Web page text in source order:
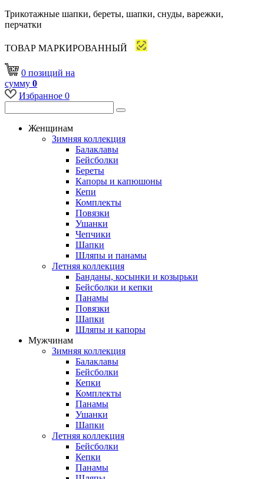
Трикотажные шапки, береты, шапки, снуды, варежки,
перчатки
ТОВАР МАРКИРОВАННЫЙ
0 позиций на
сумму 0
Избранное 0
Женщинам
Зимняя коллекция
Балаклавы
Бейсболки
Береты
Капоры и капюшоны
Кепи
Комплекты
Повязки
Ушанки
Чепчики
Шапки
Шляпы и панамы
Летняя коллекция
Банданы, косынки и козырьки
Бейсболки и кепки
Панамы
Повязки
Шапки
Шляпы и капоры
Мужчинам
Зимняя коллекция
Балаклавы
Бейсболки
Кепки
Комплекты
Панамы
Ушанки
Шапки
Летняя коллекция
Бейсболки
Кепки
Панамы